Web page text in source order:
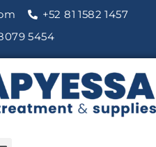
+52 81 1582 1457
5454